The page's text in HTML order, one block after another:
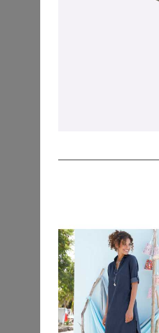
Maxikleider
Midikleider
Sommerkleider
Strick- &
Jerseykleider